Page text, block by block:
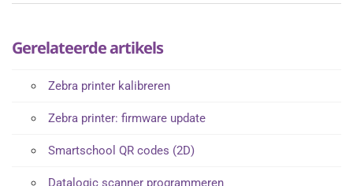
Gerelateerde artikels
Zebra printer kalibreren
Zebra printer: firmware update
Smartschool QR codes (2D)
Datalogic scanner programmeren